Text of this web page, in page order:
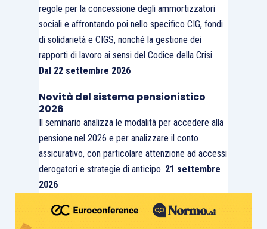
regole per la concessione degli ammortizzatori
sociali e affrontando poi nello specifico CIG, fondi
di solidarietà e CIGS, nonché la gestione dei
rapporti di lavoro ai sensi del Codice della Crisi.
Dal 22 settembre 2026
Novità del sistema pensionistico
2026
Il seminario analizza le modalità per accedere alla
pensione nel 2026 e per analizzare il conto
assicurativo, con particolare attenzione ad accessi
derogatori e strategie di anticipo. 21 settembre
2026